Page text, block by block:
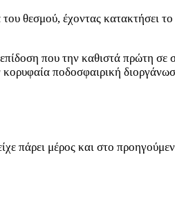
του θεσμού, έχοντας
που την καθιστά πρώτη σε
κορυφαία ποδοσφαιρική
πάρει μέρος και στο